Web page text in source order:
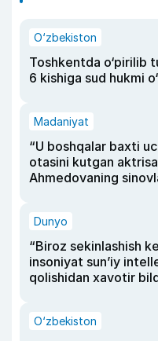
O‘zbekiston
Toshkentda o‘pirilib
6 kishiga sud hukmi
Madaniyat
“U boshqalar baxti
otasini kutgan
Ahmedovaning
Dunyo
“Biroz sekinlashish
insoniyat sun’iy
qolishidan xavotir
O‘zbekiston